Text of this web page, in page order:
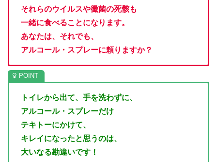
それらのウイルスや黴菌の死骸も
一緒に食べることになります。
あなたは、それでも、
アルコール・スプレーに頼りますか？
トイレから出て、手を洗わずに、
アルコール・スプレーだけ
テキトーにかけて、
キレイになったと思うのは、
大いなる勘違いです！